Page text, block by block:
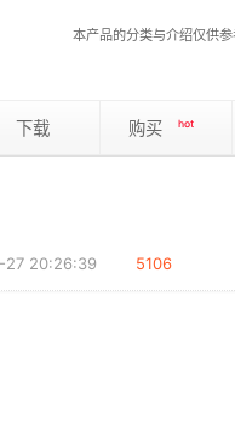
本产品的分类与介绍仅供
下载 购买 hot
20:26:39 5106